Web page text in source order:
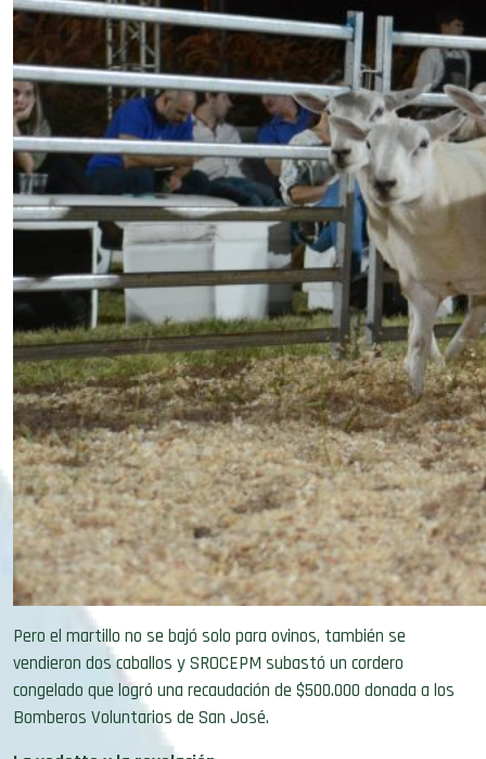
Pero el martillo no se bajó solo para ovinos, también se
vendieron dos caballos y SROCEPM subastó un cordero
congelado que logró una recaudación de $500.000 donada a los
Bomberos Voluntarios de San José.
La vedette y la revelación